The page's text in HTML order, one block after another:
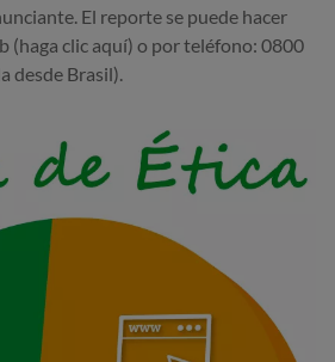
El reporte se puede hacer
(haga clic aquí) o por teléfono: 0800
desde Brasil).